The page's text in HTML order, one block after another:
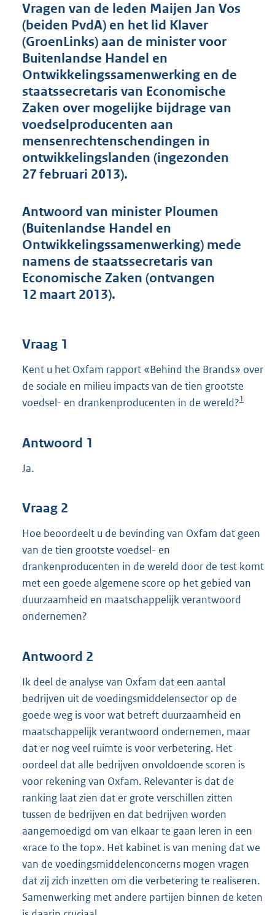
d
s
g
r
o
t
t
:
4
9
Vragen van de leden Maijen Jan Vos
(beiden PvdA) en het lid Klaver
(GroenLinks) aan de minister voor
Buitenlandse Handel en
Ontwikkelingssamenwerking en de
staatssecretaris van Economische
Zaken over mogelijke bijdrage van
voedselproducenten aan
mensenrechtenschendingen in
ontwikkelingslanden (ingezonden
27 februari 2013).
Antwoord van minister Ploumen
(Buitenlandse Handel en
Ontwikkelingssamenwerking) mede
namens de staatssecretaris van
Economische Zaken (ontvangen
12 maart 2013).
Vraag 1
Kent u het Oxfam rapport «Behind the Brands» over
de sociale en milieu impacts van de tien grootste
voedsel- en drankenproducenten in de wereld?1
Antwoord 1
Ja.
Vraag 2
Hoe beoordeelt u de bevinding van Oxfam dat geen
van de tien grootste voedsel- en
drankenproducenten in de wereld door de test komt
met een goede algemene score op het gebied van
duurzaamheid en maatschappelijk verantwoord
ondernemen?
Antwoord 2
Ik deel de analyse van Oxfam dat een aantal
bedrijven uit de voedingsmiddelensector op de
goede weg is voor wat betreft duurzaamheid en
maatschappelijk verantwoord ondernemen, maar
dat er nog veel ruimte is voor verbetering. Het
oordeel dat alle bedrijven onvoldoende scoren is
voor rekening van Oxfam. Relevanter is dat de
ranking laat zien dat er grote verschillen zitten
tussen de bedrijven en dat bedrijven worden
aangemoedigd om van elkaar te gaan leren in een
«race to the top». Het kabinet is van mening dat we
van de voedingsmiddelenconcerns mogen vragen
dat zij zich inzetten om die verbetering te realiseren.
Samenwerking met andere partijen binnen de keten